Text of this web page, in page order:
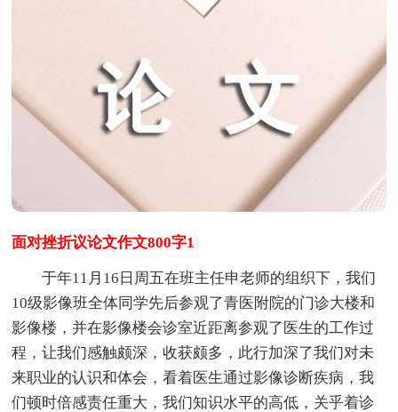
面对挫折议论文作文800字1
于年11月16日周五在班主任申老师的组织下，我们
10级影像班全体同学先后参观了青医附院的门诊大楼和
影像楼，并在影像楼会诊室近距离参观了医生的工作过
程，让我们感触颇深，收获颇多，此行加深了我们对未
来职业的认识和体会，看着医生通过影像诊断疾病，我
们顿时倍感责任重大，我们知识水平的高低，关乎着诊